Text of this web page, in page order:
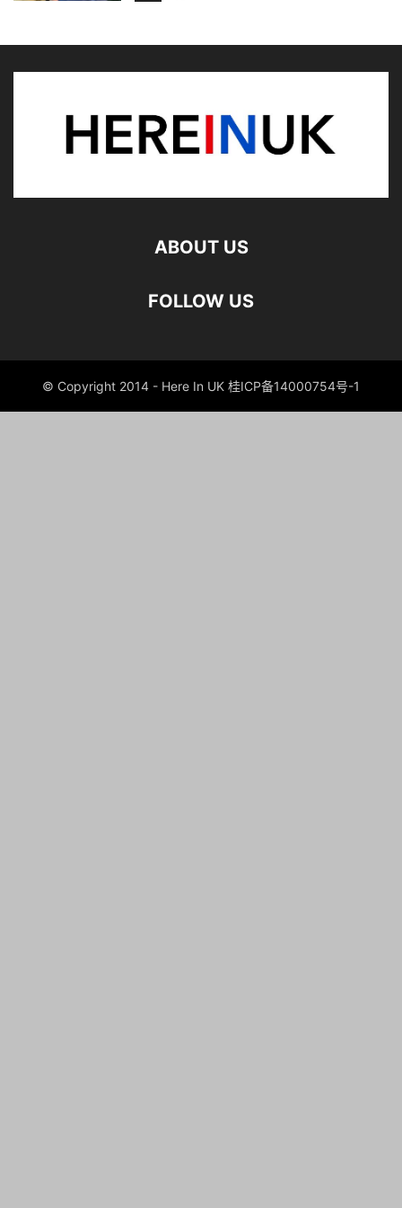
ABOUT US
FOLLOW US
© Copyright 2014 - Here In UK 桂ICP备14000754号-1